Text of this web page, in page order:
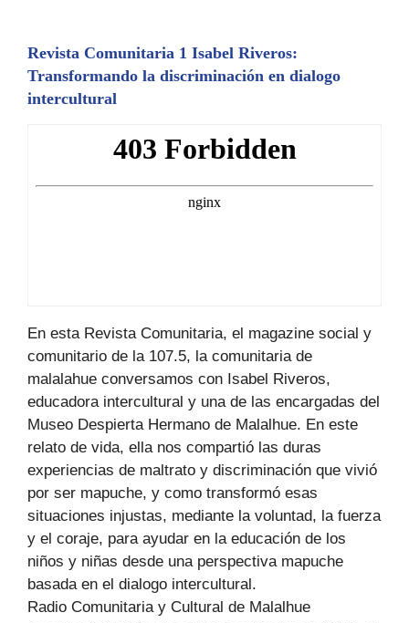
Revista Comunitaria 1 Isabel Riveros:
Transformando la discriminación en dialogo
intercultural
En esta Revista Comunitaria, el magazine social y
comunitario de la 107.5, la comunitaria de
malalahue conversamos con Isabel Riveros,
educadora intercultural y una de las encargadas del
Museo Despierta Hermano de Malalhue. En este
relato de vida, ella nos compartió las duras
experiencias de maltrato y discriminación que vivió
por ser mapuche, y como transformó esas
situaciones injustas, mediante la voluntad, la fuerza
y el coraje, para ayudar en la educación de los
niños y niñas desde una perspectiva mapuche
basada en el dialogo intercultural.
Radio Comunitaria y Cultural de Malalhue